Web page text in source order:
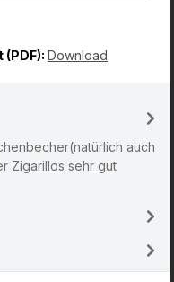
Download
auch
Zigarillos sehr gut